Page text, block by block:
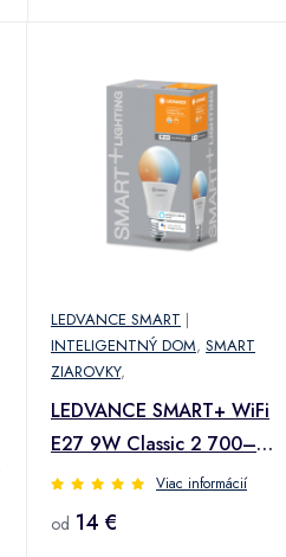
LEDVANCE SMART |
INTELIGENTNÝ DOM, SMART
ZIAROVKY,
LEDVANCE SMART+ WiFi
E27 9W Classic 2 700–
6 500K
Viac informácií
od 14 €